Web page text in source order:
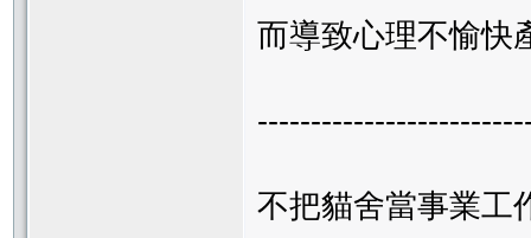
而導致心理不愉快
不把貓舍當事業工